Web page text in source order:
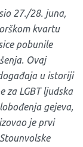
27./28. juna,
kvartu
pobunile
Ovaj
u istoriji
za LGBT ljudska
gejeva,
je prvi